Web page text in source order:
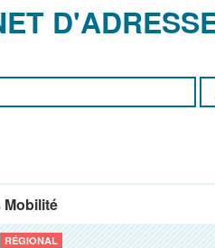
Mobilité
RÉGIONAL